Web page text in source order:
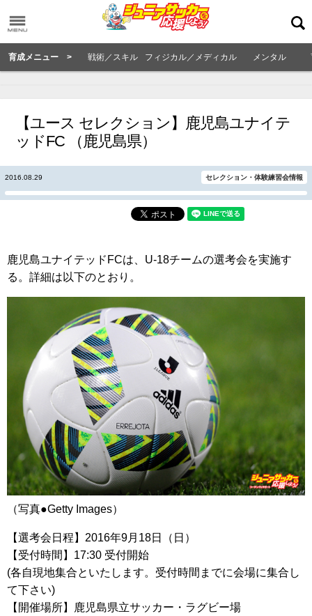
育成メニュー > 戦術／スキル フィジカル／メディカル メンタル
【ユース セレクション】鹿児島ユナイテ
ッドFC （鹿児島県）
2016.08.29 セレクション・体験練習会情報
鹿児島ユナイテッドFCは、U-18チームの選考会を実施す
る。詳細は以下のとおり。
（写真●Getty Images）
【選考会日程】2016年9月18日（日）
【受付時間】17:30 受付開始
(各自現地集合といたします。受付時間までに会場に集合し
て下さい)
【開催場所】鹿児島県立サッカー・ラグビー場